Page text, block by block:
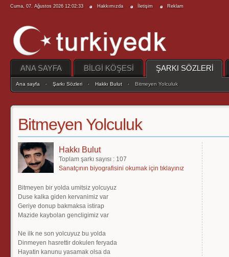
Cuma, 07. Ağustos 2026 12:02:33 Hakkımızda İletişim Reklam
ANA SAYFA BİLGİ KÖŞESİ ŞARKI SÖZLERİ
Ana sayfa Şarkı Sözleri Hakkı Bulut Bitmeyen Yolculuk
Bitmeyen Yolculuk
Hakkı Bulut
Toplam şarkı sayısı : 107
Sanatçının biyografisini okumak için tıklayınız
Bitmeyen bir yolda umitsiz yolcuyuz
Duse kalka giden kervanimiz var
Geriye donup bakmaksa istirap
Mazide kaybolan gencligimiz var
Ne ilk ne son yolcuyuz bu yolda
Dinmeyen hasrettir dokulen feryada
Hayatin kanunu yasamak olsa da